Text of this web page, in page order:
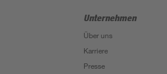
Unternehmen
Über uns
Karriere
Presse